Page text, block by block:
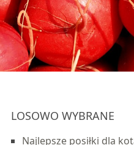
LOSOWO WYBRANE
Najlepsze posiłki dla